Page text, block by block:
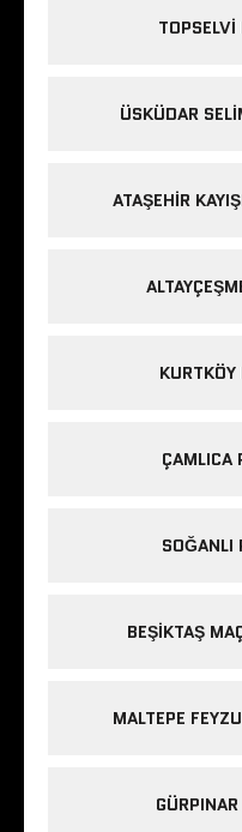
ÜSKÜDAR
ATAŞEHIR
ÇAMLICA
SOĞANLI
BEŞIKTAŞ
MALTEPE